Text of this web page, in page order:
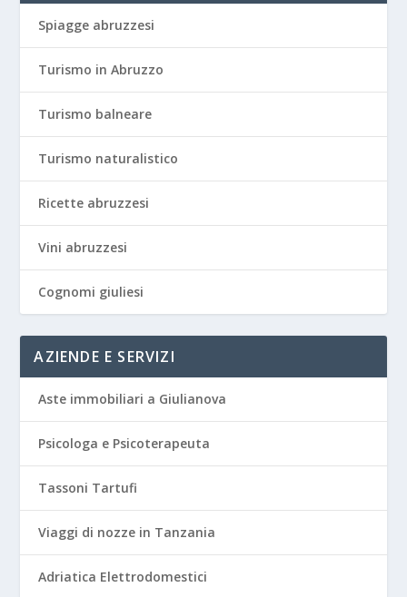
Spiagge abruzzesi
Turismo in Abruzzo
Turismo balneare
Turismo naturalistico
Ricette abruzzesi
Vini abruzzesi
Cognomi giuliesi
AZIENDE E SERVIZI
Aste immobiliari a Giulianova
Psicologa e Psicoterapeuta
Tassoni Tartufi
Viaggi di nozze in Tanzania
Adriatica Elettrodomestici